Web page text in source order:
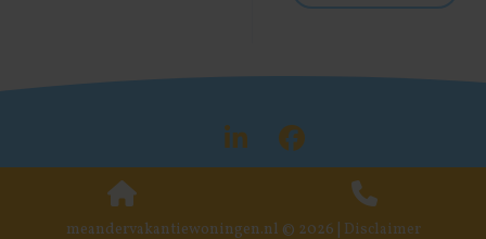
Visit LinkedIn
Visit
meandervakantiewoningen.nl © 2026 | Disclaimer